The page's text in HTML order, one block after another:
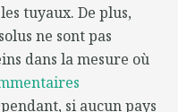
tuyaux. De plus,
ne sont pas
dans la mesure où
si aucun pays